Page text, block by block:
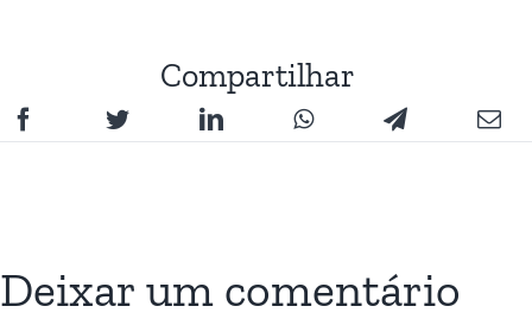
Compartilhar
Deixar um comentário